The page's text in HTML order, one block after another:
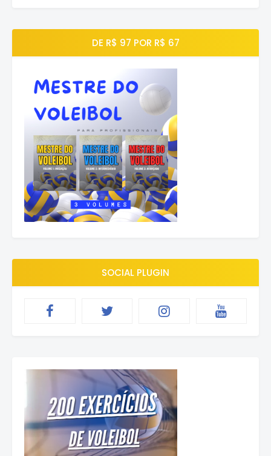
DE R$ 97 POR R$ 67
SOCIAL PLUGIN